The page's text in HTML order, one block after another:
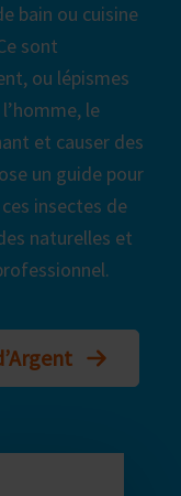
bain ou cuisine
sont
ou lépismes
le
et causer des
un guide pour
insectes de
naturelles et